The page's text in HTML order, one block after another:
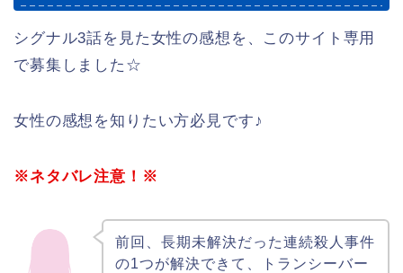
シグナル3話を見た女性の感想を、このサイト専用
で募集しました☆
女性の感想を知りたい方必見です♪
※ネタバレ注意！※
前回、長期未解決だった連続殺人事件
の1つが解決できて、トランシーバー